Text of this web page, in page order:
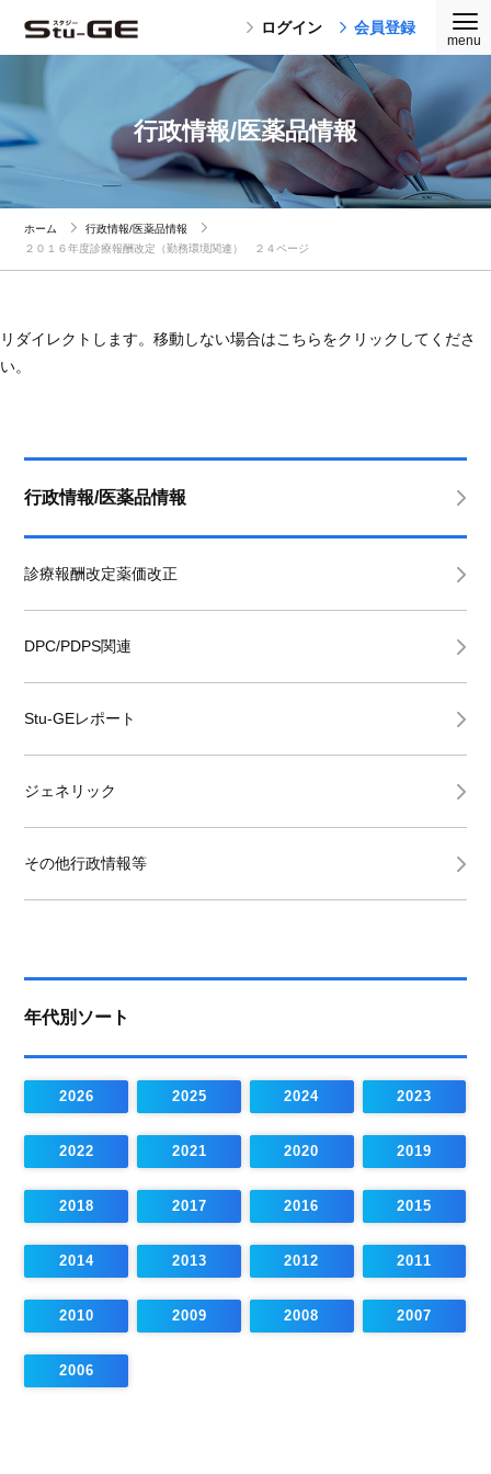
ログイン 会員登録
行政情報/医薬品情報
ホーム
行政情報/医薬品情報
２０１６年度診療報酬改定（勤務環境関連） ２４ページ
リダイレクトします。移動しない場合はこちらをクリックしてくださ
い。
行政情報/医薬品情報
診療報酬改定薬価改正
DPC/PDPS関連
Stu-GEレポート
ジェネリック
その他行政情報等
年代別ソート
2026 2025 2024 2023
2022 2021 2020 2019
2018 2017 2016 2015
2014 2013 2012 2011
2010 2009 2008 2007
2006